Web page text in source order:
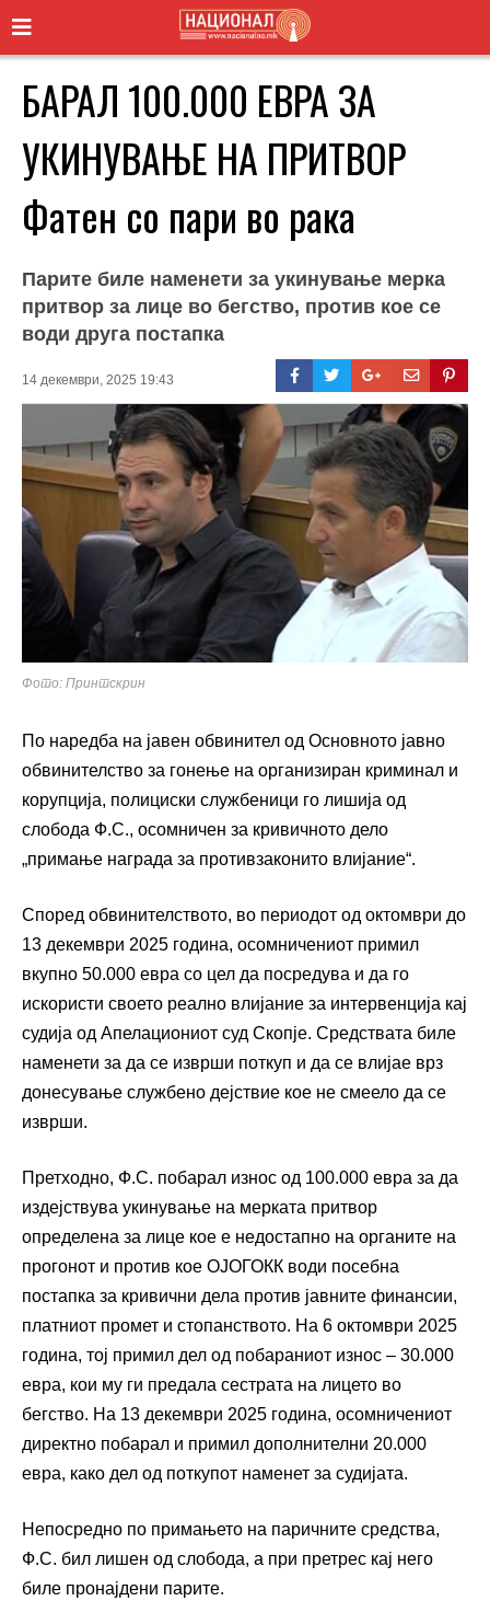
БАРАЛ 100.000 ЕВРА ЗА
УКИНУВАЊЕ НА ПРИТВОР
Фатен со пари во рака
Парите биле наменети за укинување мерка
притвор за лице во бегство, против кое се
води друга постапка
14 декември, 2025 19:43
Фото: Принтскрин
По наредба на јавен обвинител од Основното јавно
обвинителство за гонење на организиран криминал и
корупција, полициски службеници го лишија од
слобода Ф.С., осомничен за кривичното дело
„примање награда за противзаконито влијание“.
Според обвинителството, во периодот од октомври до
13 декември 2025 година, осомничениот примил
вкупно 50.000 евра со цел да посредува и да го
искористи своето реално влијание за интервенција кај
судија од Апелациониот суд Скопје. Средствата биле
наменети за да се изврши поткуп и да се влијае врз
донесување службено дејствие кое не смеело да се
изврши.
Претходно, Ф.С. побарал износ од 100.000 евра за да
издејствува укинување на мерката притвор
определена за лице кое е недостапно на органите на
прогонот и против кое ОЈОГОКК води посебна
постапка за кривични дела против јавните финансии,
платниот промет и стопанството. На 6 октомври 2025
година, тој примил дел од побараниот износ – 30.000
евра, кои му ги предала сестрата на лицето во
бегство. На 13 декември 2025 година, осомничениот
директно побарал и примил дополнителни 20.000
евра, како дел од поткупот наменет за судијата.
Непосредно по примањето на паричните средства,
Ф.С. бил лишен од слобода, а при претрес кај него
биле пронајдени парите.